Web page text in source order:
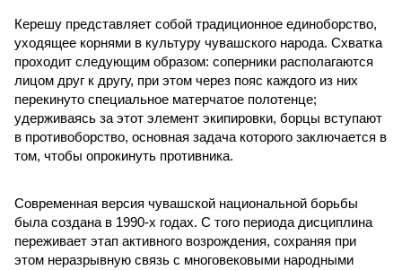
Керешу представляет собой традиционное единоборство,
уходящее корнями в культуру чувашского народа. Схватка
проходит следующим образом: соперники располагаются
лицом друг к другу, при этом через пояс каждого из них
перекинуто специальное матерчатое полотенце;
удерживаясь за этот элемент экипировки, борцы вступают
в противоборство, основная задача которого заключается в
том, чтобы опрокинуть противника.
Современная версия чувашской национальной борьбы
была создана в 1990-х годах. С того периода дисциплина
переживает этап активного возрождения, сохраняя при
этом неразрывную связь с многовековыми народными